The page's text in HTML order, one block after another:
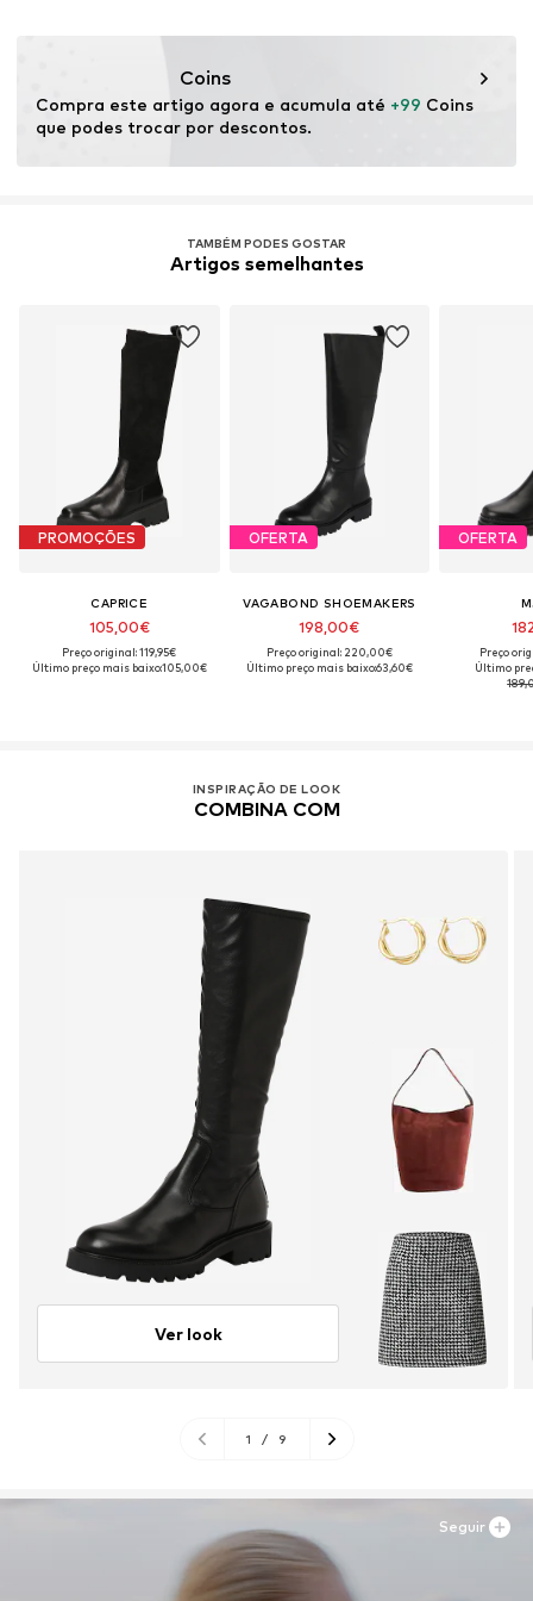
de produção com utilização limitada de produtos
Certificação & licença
bluesign® PRODUCT
Coins
Compra este artigo agora e acumula até +99 Coins
que podes trocar por descontos.
TAMBÉM PODES GOSTAR
Artigos semelhantes
PROMOÇÕES
CAPRICE
105,00€
Preço original: 119,95€
Último preço mais baixo:105,00€
OFERTA
VAGABOND SHOEMAKERS
198,00€
Preço original: 220,00€
Último preço mais baixo:63,60€
OFERTA
Preço
Último
INSPIRAÇÃO DE LOOK
COMBINA COM
Ver look
1 / 9
Seguir